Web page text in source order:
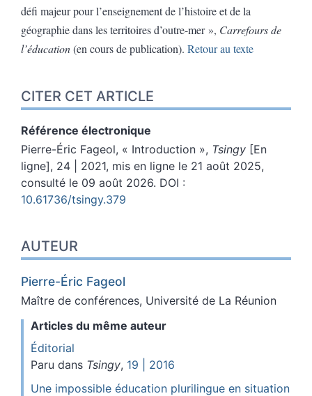
défi majeur pour l’enseignement de l’histoire et de la
géographie dans les territoires d’outre-mer », Carrefours de
l’éducation(en cours de publication). Retour au texte
CITER CET ARTICLE
Référence électronique
Pierre-Éric Fageol, « Introduction », Tsingy [En
ligne], 24 | 2021, mis en ligne le 21 août 2025,
consulté le 09 août 2026. DOI :
10.61736/tsingy.379
AUTEUR
Pierre-Éric Fageol
Maître de conférences, Université de La Réunion
Articles du même auteur
Éditorial
Paru dans Tsingy, 19 | 2016
Une impossible éducation plurilingue en situation